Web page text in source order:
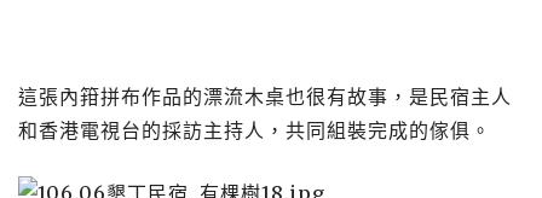
這張內箝拼布作品的漂流木桌也很有故事，是民宿主人
和香港電視台的採訪主持人，共同組裝完成的傢俱。